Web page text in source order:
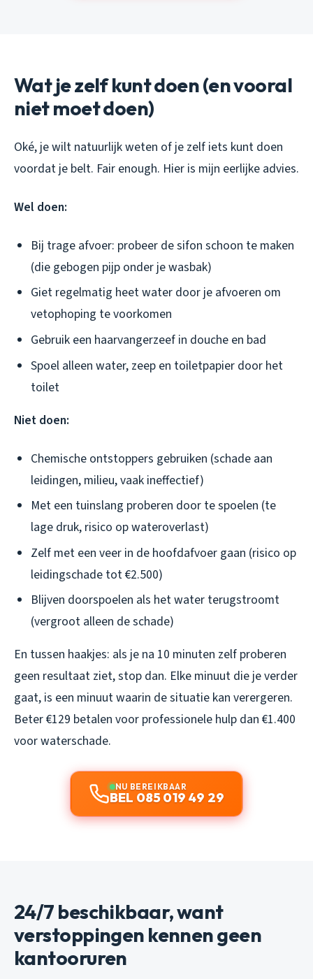
Wat je zelf kunt doen (en vooral
niet moet doen)
Oké, je wilt natuurlijk weten of je zelf iets kunt doen
voordat je belt. Fair enough. Hier is mijn eerlijke advies.
Wel doen:
Bij trage afvoer: probeer de sifon schoon te maken
(die gebogen pijp onder je wasbak)
Giet regelmatig heet water door je afvoeren om
vetophoping te voorkomen
Gebruik een haarvangerzeef in douche en bad
Spoel alleen water, zeep en toiletpapier door het
toilet
Niet doen:
Chemische ontstoppers gebruiken (schade aan
leidingen, milieu, vaak ineffectief)
Met een tuinslang proberen door te spoelen (te
lage druk, risico op wateroverlast)
Zelf met een veer in de hoofdafvoer gaan (risico op
leidingschade tot €2.500)
Blijven doorspoelen als het water terugstroomt
(vergroot alleen de schade)
En tussen haakjes: als je na 10 minuten zelf proberen
geen resultaat ziet, stop dan. Elke minuut die je verder
gaat, is een minuut waarin de situatie kan verergeren.
Beter €129 betalen voor professionele hulp dan €1.400
voor waterschade.
NU BEREIKBAAR
BEL 085 019 49 29
24/7 beschikbaar, want
verstoppingen kennen geen
kantooruren